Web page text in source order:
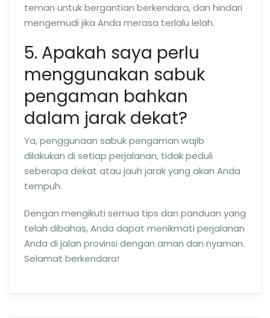
teman untuk bergantian berkendara, dan hindari
mengemudi jika Anda merasa terlalu lelah.
5. Apakah saya perlu
menggunakan sabuk
pengaman bahkan
dalam jarak dekat?
Ya, penggunaan sabuk pengaman wajib
dilakukan di setiap perjalanan, tidak peduli
seberapa dekat atau jauh jarak yang akan Anda
tempuh.
Dengan mengikuti semua tips dan panduan yang
telah dibahas, Anda dapat menikmati perjalanan
Anda di jalan provinsi dengan aman dan nyaman.
Selamat berkendara!